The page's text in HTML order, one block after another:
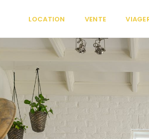
LOCATION VENTE